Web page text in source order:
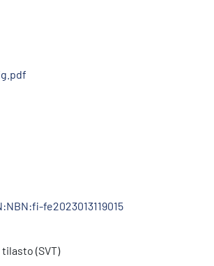
fe2023013119015
(SVT)